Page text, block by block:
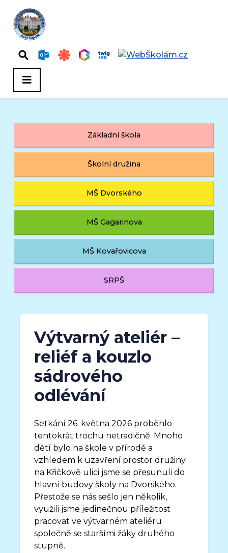
Základní škola
Školní družina
MŠ Dvorského
MŠ Gagarinova
MŠ Kovařovicova
SRPŠ
Výtvarný ateliér –
reliéf a kouzlo
sádrového
odlévání
Setkání 26. května 2026 proběhlo
tentokrát trochu netradičně. Mnoho
dětí bylo na škole v přírodě a
vzhledem k uzavření prostor družiny
na Křičkově ulici jsme se přesunuli do
hlavní budovy školy na Dvorského.
Přestože se nás sešlo jen několik,
využili jsme jedinečnou příležitost
pracovat ve výtvarném ateliéru
společně se staršími žáky druhého
stupně.